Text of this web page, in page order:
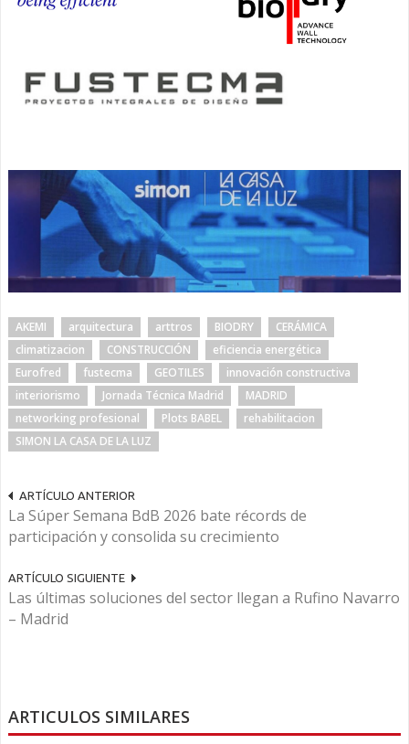
AKEMI arquitectura arttros BIODRY
CERÁMICA
climatizacion
CONSTRUCCIÓN
eficiencia energética
Eurofred
fustecma GEOTILES
innovación constructiva
interiorismo
Jornada Técnica Madrid
MADRID
networking profesional
Plots BABEL
rehabilitacion
SIMON LA CASA DE LA LUZ
ARTÍCULO ANTERIOR
La Súper Semana BdB 2026 bate récords de
participación y consolida su crecimiento
ARTÍCULO SIGUIENTE
Las últimas soluciones del sector llegan a Rufino Navarro
– Madrid
ARTICULOS SIMILARES